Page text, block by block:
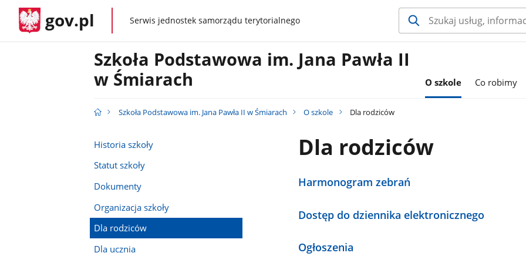
gov.pl gov.plSerwis jednostek samorządu terytorialnego
Szkoła Podstawowa im. Jana Pawła II
w Śmiarach
O szkole Co robimy
Szkoła Podstawowa im. Jana Pawła II w Śmiarach O szkole Dla rodziców
Historia szkoły
Statut szkoły
Dokumenty
Organizacja szkoły
Dla rodziców
Dla ucznia
Dla rodziców
Harmonogram zebrań
Dostęp do dziennika elektronicznego
Ogłoszenia